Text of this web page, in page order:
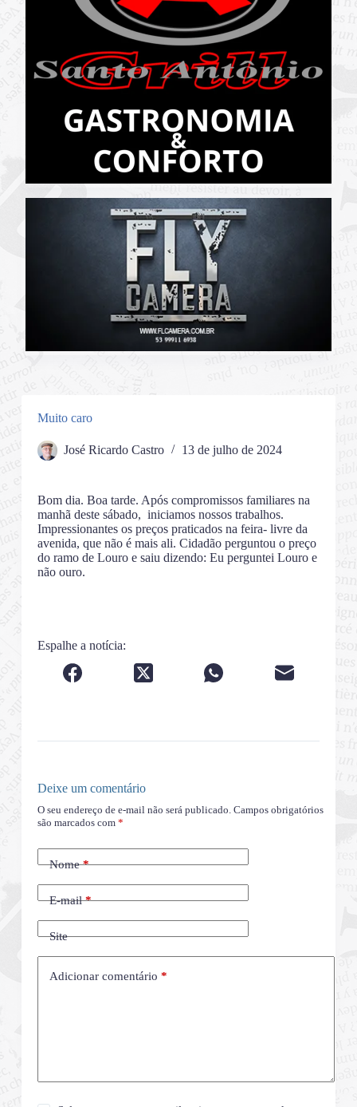
Muito caro
José Ricardo Castro 13 de julho de 2024
Bom dia. Boa tarde. Após compromissos familiares na
manhã deste sábado, iniciamos nossos trabalhos.
Impressionantes os preços praticados na feira- livre da
avenida, que não é mais ali. Cidadão perguntou o preço
do ramo de Louro e saiu dizendo: Eu perguntei Louro e
não ouro.
Espalhe a notícia:
Deixe um comentário
O seu endereço de e-mail não será publicado. Campos obrigatórios
são marcados com *
Nome*
E-mail*
Site
Adicionar comentário *